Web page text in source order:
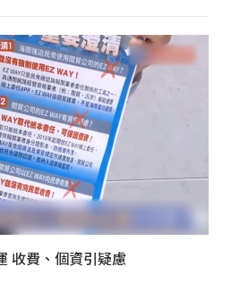
收費、個資引疑慮